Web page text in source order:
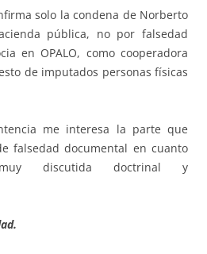
solo la condena de Norberto
pública, no por falsedad
en OPALO, como cooperadora
de imputados personas físicas
me interesa la parte que
falsedad documental en cuanto
discutida doctrinal y